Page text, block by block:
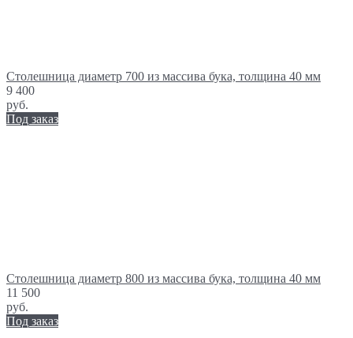
Столешница диаметр 700 из массива бука, толщина 40 мм
9 400
руб.
Под заказ
Столешница диаметр 800 из массива бука, толщина 40 мм
11 500
руб.
Под заказ